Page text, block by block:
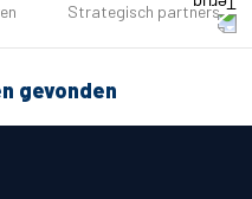
Strategisch partners
gevonden